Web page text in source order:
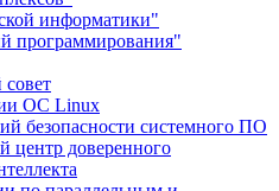
информатики"
программирования"
ОС Linux
безопасности системного ПО
центр доверенного